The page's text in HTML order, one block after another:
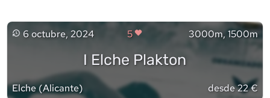
6 octubre, 2024 5 3000m, 1500m
I Elche Plakton
Elche(Alicante) desde 22 €